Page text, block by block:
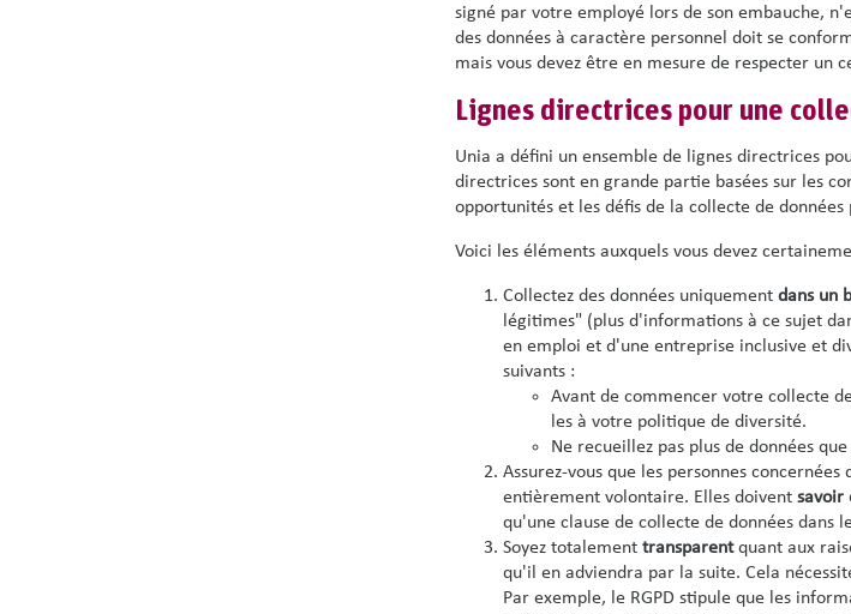
signé par votre employé lors de son embauche,
des données à caractère personnel doit se
mais vous devez être en mesure de respecter un
Lignes directrices pour une
Unia a défini un ensemble de lignes directrices
directrices sont en grande partie basées sur les
opportunités et les défis de la collecte de
Voici les éléments auxquels vous devez
Collectez des données uniquement dans un
légitimes" (plus d'informations à ce sujet
en emploi et d'une entreprise inclusive et
suivants :
Avant de commencer votre collecte
les à votre politique de diversité.
Ne recueillez pas plus de données
Assurez-vous que les personnes concernées
entièrement volontaire. Elles doivent savoir
qu'une clause de collecte de données dans
Soyez totalement transparentquant aux
qu'il en adviendra par la suite. Cela
Par exemple, le RGPD stipule que les